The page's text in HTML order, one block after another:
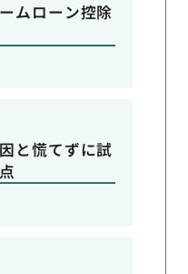
ムローン控除
と慌てずに試